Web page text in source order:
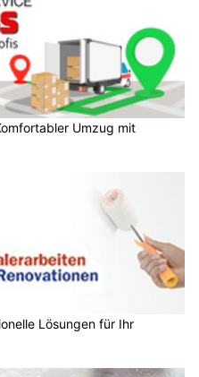
Umzug mit
Lösungen für Ihr